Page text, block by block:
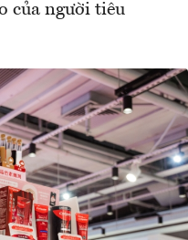
của người tiêu